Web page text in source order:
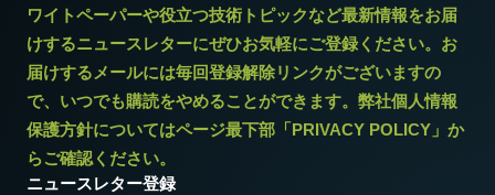
50 x 60 x 99 mm
重量
385 g
映像信号出力
8/10-bit
レンズマウント
ワイトペーパーや役立つ技術トピックなど最新情報をお届
けするニュースレターにぜひお気軽にご登録ください。お
届けするメールには毎回登録解除リンクがございますの
で、いつでも購読をやめることができます。弊社個人情報
保護方針についてはページ最下部「PRIVACY POLICY」か
らご確認ください。
ニュースレター登録